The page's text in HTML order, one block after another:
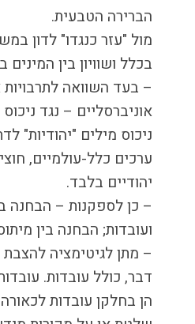
הברירה הטבעית.
מול "עזר כנגדו" לדון
בכלל ושוויון בין המינים
– בעד השוואה לתרבויות
אוניברסליים – נגד
ניכוס מילים "יהודיות"
ערכים כלל-עולמיים,
יהודיים בלבד.
– כן לספקנות – הבחנה
ועובדות; הבחנה בין
– מתן לגיטימציה
דבר, כולל עובדות.
הן בחלקן עובדות